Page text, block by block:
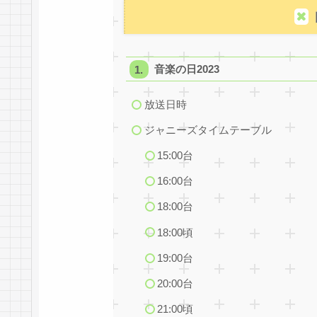
音楽の日2023
放送日時
ジャニーズタイムテーブル
15:00台
16:00台
18:00台
18:00頃
19:00台
20:00台
21:00頃